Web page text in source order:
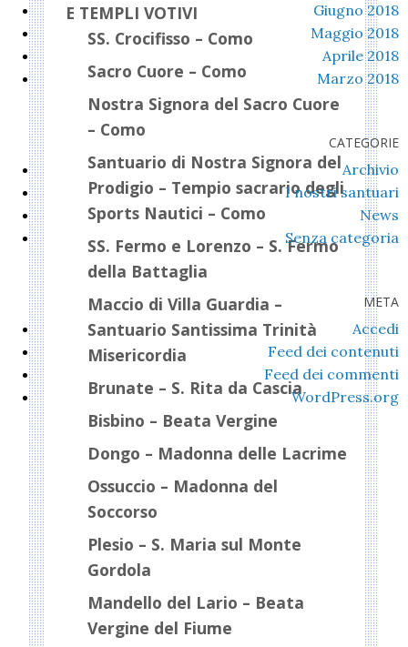
Giugno 2018
Maggio 2018
Aprile 2018
Marzo 2018
CATEGORIE
Archivio
I nostri santuari
News
Senza categoria
META
Accedi
Feed dei contenuti
Feed dei commenti
WordPress.org
E TEMPLI VOTIVI
SS. Crocifisso – Como
Sacro Cuore – Como
Nostra Signora del Sacro Cuore
– Como
Santuario di Nostra Signora del
Prodigio – Tempio sacrario degli
Sports Nautici – Como
SS. Fermo e Lorenzo – S. Fermo
della Battaglia
Maccio di Villa Guardia –
Santuario Santissima Trinità
Misericordia
Brunate – S. Rita da Cascia
Bisbino – Beata Vergine
Dongo – Madonna delle Lacrime
Ossuccio – Madonna del
Soccorso
Plesio – S. Maria sul Monte
Gordola
Mandello del Lario – Beata
Vergine del Fiume